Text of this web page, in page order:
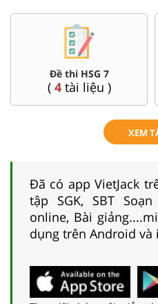
Đề thi giữa kì, cuối kì 7
167tài liệu )
XEM
Đã có app VietJack
tập SGK, SBT
online, Bài
dụng trên Android và